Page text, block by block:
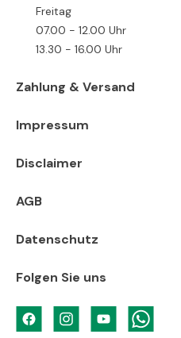
Freitag
07.00 - 12.00 Uhr
13.30 - 16.00 Uhr
Zahlung & Versand
Impressum
Disclaimer
AGB
Datenschutz
Folgen Sie uns